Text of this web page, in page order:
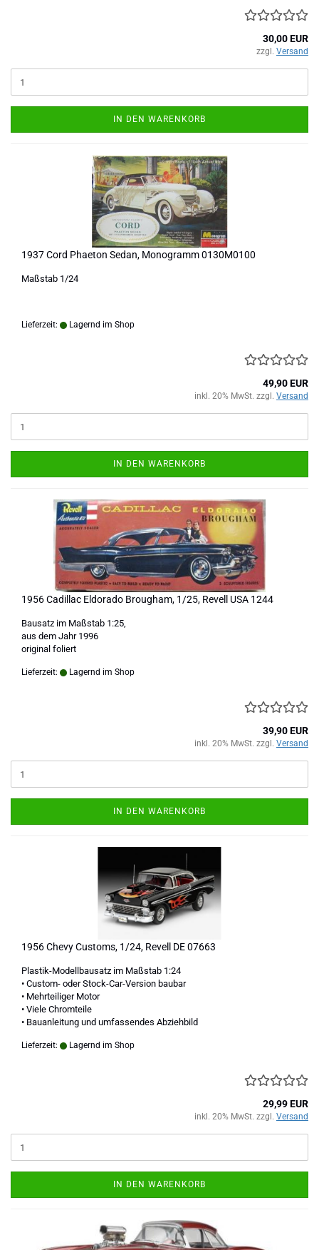
30,00 EUR
zzgl. Versand
IN DEN WARENKORB
1937 Cord Phaeton Sedan, Monogramm 0130M0100
Maßstab 1/24
Lieferzeit: Lagernd im Shop
49,90 EUR
inkl. 20% MwSt. zzgl. Versand
IN DEN WARENKORB
1956 Cadillac Eldorado Brougham, 1/25, Revell USA 1244
Bausatz im Maßstab 1:25,
aus dem Jahr 1996
original foliert
Lieferzeit: Lagernd im Shop
39,90 EUR
inkl. 20% MwSt. zzgl. Versand
IN DEN WARENKORB
1956 Chevy Customs, 1/24, Revell DE 07663
Plastik-Modellbausatz im Maßstab 1:24
• Custom- oder Stock-Car-Version baubar
• Mehrteiliger Motor
• Viele Chromteile
• Bauanleitung und umfassendes Abziehbild
Lieferzeit: Lagernd im Shop
29,99 EUR
inkl. 20% MwSt. zzgl. Versand
IN DEN WARENKORB